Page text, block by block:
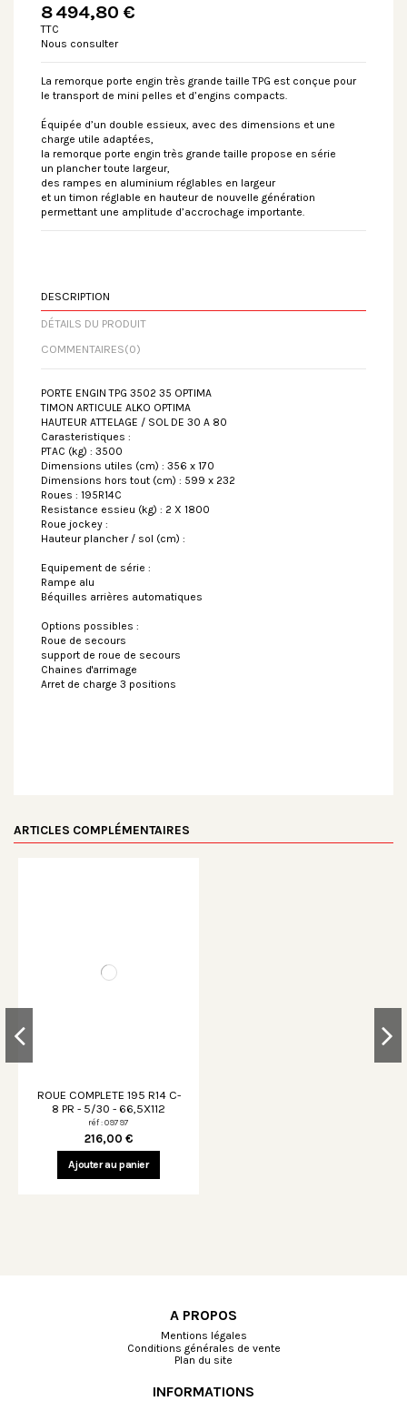
8 494,80 €
TTC
Nous consulter
La remorque porte engin très grande taille TPG est conçue pour
le transport de mini pelles et d’engins compacts.
Équipée d’un double essieux, avec des dimensions et une
charge utile adaptées,
la remorque porte engin très grande taille propose en série
un plancher toute largeur,
des rampes en aluminium réglables en largeur
et un timon réglable en hauteur de nouvelle génération
permettant une amplitude d’accrochage importante.
DESCRIPTION
DÉTAILS DU PRODUIT
COMMENTAIRES(0)
PORTE ENGIN TPG 3502 35 OPTIMA
TIMON ARTICULE ALKO OPTIMA
HAUTEUR ATTELAGE / SOL DE 30 A 80
Carasteristiques :
PTAC (kg) : 3500
Dimensions utiles (cm) : 356 x 170
Dimensions hors tout (cm) : 599 x 232
Roues : 195R14C
Resistance essieu (kg) : 2 X 1800
Roue jockey :
Hauteur plancher / sol (cm) :
Equipement de série :
Rampe alu
Béquilles arrières automatiques
Options possibles :
Roue de secours
support de roue de secours
Chaines d'arrimage
Arret de charge 3 positions
ARTICLES COMPLÉMENTAIRES
ROUE COMPLETE 195 R14 C-
8 PR - 5/30 - 66,5X112
réf : 09797
216,00 €
Ajouter au panier
A PROPOS
Mentions légales
Conditions générales de vente
Plan du site
INFORMATIONS